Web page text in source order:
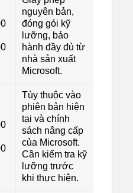
nguyên bản,
đóng gói kỹ
lưỡng, bảo
hành đầy đủ từ
nhà sản xuất
Microsoft.
Tùy thuộc vào
phiên bản hiện
tại và chính
sách nâng cấp
của Microsoft.
Cần kiểm tra kỹ
lưỡng trước
khi thực hiện.